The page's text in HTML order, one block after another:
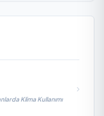
Klima Kullanımı